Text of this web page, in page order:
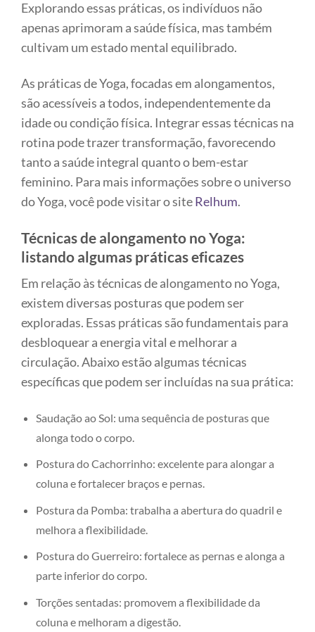
Explorando essas práticas, os indivíduos não
apenas aprimoram a saúde física, mas também
cultivam um estado mental equilibrado.
As práticas de Yoga, focadas em alongamentos,
são acessíveis a todos, independentemente da
idade ou condição física. Integrar essas técnicas na
rotina pode trazer transformação, favorecendo
tanto a saúde integral quanto o bem-estar
feminino. Para mais informações sobre o universo
do Yoga, você pode visitar o siteRelhum.
Técnicas de alongamento no Yoga:
listando algumas práticas eficazes
Em relação às técnicas de alongamento no Yoga,
existem diversas posturas que podem ser
exploradas. Essas práticas são fundamentais para
desbloquear a energia vital e melhorar a
circulação. Abaixo estão algumas técnicas
específicas que podem ser incluídas na sua prática:
Saudação ao Sol: uma sequência de posturas que
alonga todo o corpo.
Postura do Cachorrinho: excelente para alongar a
coluna e fortalecer braços e pernas.
Postura da Pomba: trabalha a abertura do quadril e
melhora a flexibilidade.
Postura do Guerreiro: fortalece as pernas e alonga a
parte inferior do corpo.
Torções sentadas: promovem a flexibilidade da
coluna e melhoram a digestão.